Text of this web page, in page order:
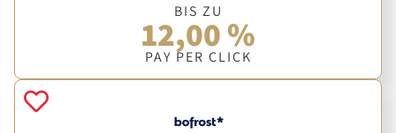
BIS ZU
12,00 %
PAY PER CLICK